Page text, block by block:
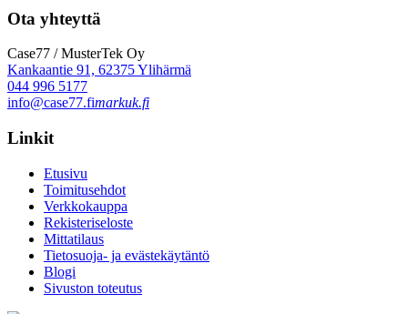
Ota yhteyttä
Case77 / MusterTek Oy
Kankaantie 91, 62375 Ylihärmä
044 996 5177
info@case77.fimarkuk.fi
Linkit
Etusivu
Toimitusehdot
Verkkokauppa
Rekisteriseloste
Mittatilaus
Tietosuoja- ja evästekäytäntö
Blogi
Sivuston toteutus